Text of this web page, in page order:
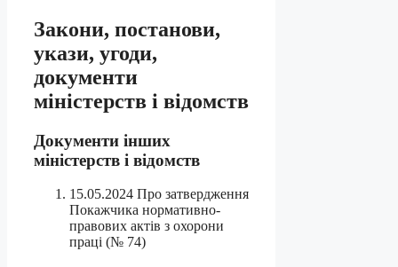
Закони, постанови,
укази, угоди,
документи
міністерств і відомств
Документи інших
міністерств і відомств
15.05.2024 Про затвердження
Покажчика нормативно-
правових актів з охорони
праці (№ 74)